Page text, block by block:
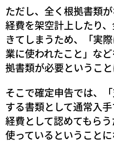
ただし、全く根拠書類
経費を架空計上したり
きてしまうため、「実
業に使われたこと」な
拠書類が必要ということ
そこで確定申告では、
する書類として通常入手
経費として認めてもら
使っているということに